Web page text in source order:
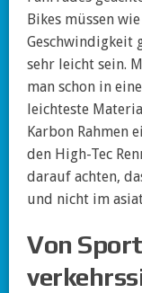
Bikes müssen
Geschwindigkeit
sehr leicht sein.
man schon in
leichteste
Karbon Rahmen
den High-Tec
darauf achten,
und nicht im
Von